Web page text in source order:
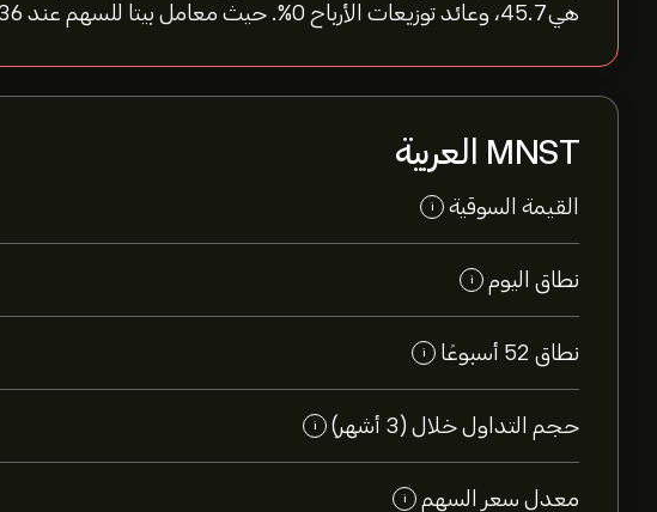
هي 45.7، وعائد توزيعات الأرباح 0%. حيث معامل بيتا للسهم عند 0.36"
MNST العربية
القيمة السوقية i
نطاق اليوم i
نطاق 52 أسبوعًا i
حجم التداول خلال (3 أشهر) i
معدل سعر السهم i